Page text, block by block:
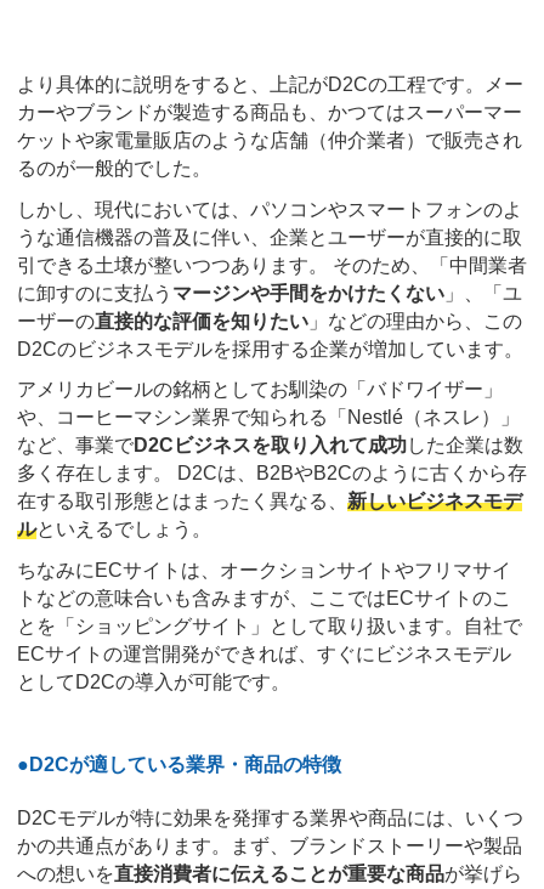
より具体的に説明をすると、上記がD2Cの工程です。メー
カーやブランドが製造する商品も、かつてはスーパーマー
ケットや家電量販店のような店舗（仲介業者）で販売され
るのが一般的でした。
しかし、現代においては、パソコンやスマートフォンのよ
うな通信機器の普及に伴い、企業とユーザーが直接的に取
引できる土壌が整いつつあります。 そのため、「中間業者
に卸すのに支払う マージンや手間をかけたくない 」、「ユ
ーザーの直接的な評価を知りたい 」などの理由から、この
D2Cのビジネスモデルを採用する企業が増加しています。
アメリカビールの銘柄としてお馴染の「バドワイザー」
や、コーヒーマシン業界で知られる「Nestlé（ネスレ）」
など、事業でD2Cビジネスを取り入れて成功した企業は数
多く存在します。 D2Cは、B2BやB2Cのように古くから存
在する取引形態とはまったく異なる、 新しいビジネスモデ
ルといえるでしょう。
ちなみにECサイトは、オークションサイトやフリマサイ
トなどの意味合いも含みますが、ここではECサイトのこ
とを「ショッピングサイト」として取り扱います。自社で
ECサイトの運営開発ができれば、すぐにビジネスモデル
としてD2Cの導入が可能です。
●D2Cが適している業界・商品の特徴
D2Cモデルが特に効果を発揮する業界や商品には、いくつ
かの共通点があります。まず、ブランドストーリーや製品
への想いを直接消費者に伝えることが重要な商品が挙げら